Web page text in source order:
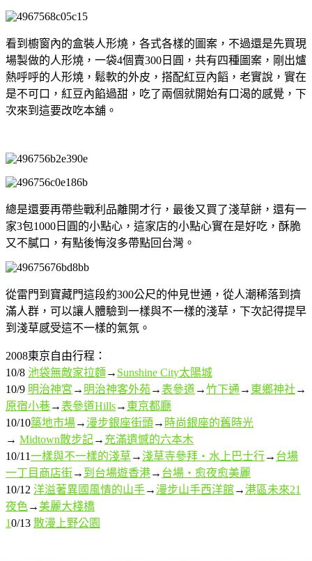
看到櫥窗內的盒裝人形燒，各式各樣的圖案，不過還是先買現
場製做的人形燒，一袋4個賣300日圓，共有四種圖案，剛出爐
熱呼呼的人形燒，鬆軟的外皮，搭配紅豆內饀，老實說，實在
是不可口，紅豆內餡過甜，吃了兩個就開始有口渴的感覺，下
次來到這要改吃本舖。
總是還要再帶些戰利品離開才行，最後又買了淺草餅，還有一
家3包1000日圓的小點心，這家店的小點心實在是好吃，酥脆
又不膩口，有點後悔沒多帶點回台灣。
從雷門到寶藏門這段約300公尺的仲見世通，從人潮稀落到擠
滿人群，可以讓人體驗到一樣與不一樣的淺草，下次記得提早
到淺草感受這不一樣的氣氛。
2008東京自由行程：
10/8 池袋無敵家拉麵 → Sunshine City太陽城
10/9 明治神宮 → 明治神客外苑 →表參道→竹下通 → 東鄉神社 →
原宿小巷→表參道Hills→ 東京都廳
10/10築地市場→漫步銀座街頭 → 時尚銀座的舊時光
→ Midtown散步記→ 充滿遺憾的六本木
10/11一樣與不一樣的淺草→淺草寺參拜‧水上巴士行→ 台場
一丁目商店街→ 到台場遊香港→ 台場‧愈夜愈美麗
10/12 洋溢著異國風情的山手→漫步山手西洋館→港區未來21
夜色→美麗大棧橋
10/13 散漫上野公園